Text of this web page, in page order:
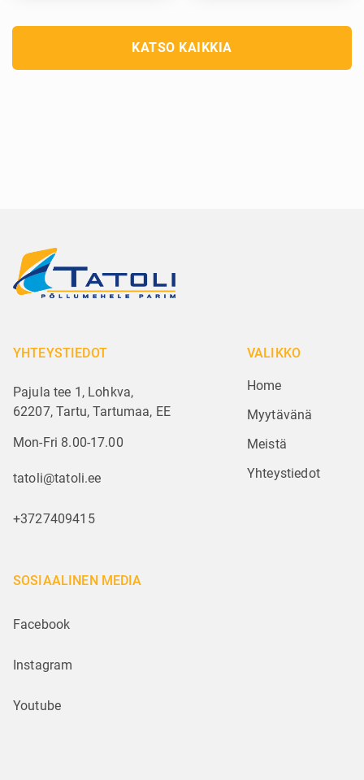
KATSO KAIKKIA
YHTEYSTIEDOT
Pajula tee 1, Lohkva,
62207, Tartu, Tartumaa, EE
Mon-Fri 8.00-17.00
tatoli@tatoli.ee
+3727409415
VALIKKO
Home
Myytävänä
Meistä
Yhteystiedot
SOSIAALINEN MEDIA
Facebook
Instagram
Youtube